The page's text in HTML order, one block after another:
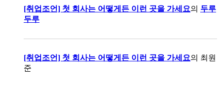
[취업조언] 첫 회사는 어떻게든 이런 곳을 가세요의 두루
두루
[취업조언] 첫 회사는 어떻게든 이런 곳을 가세요의 최원
준